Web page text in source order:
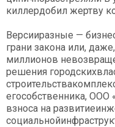
киллердобил жертву
Версииразные —
грани закона или,
миллионов
решения
егособственника, ООО
взноса на